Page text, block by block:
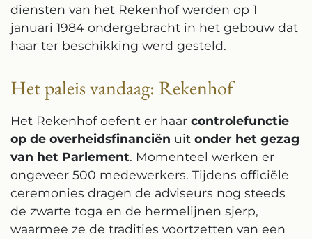
diensten van het Rekenhof werden op 1
januari 1984 ondergebracht in het gebouw dat
haar ter beschikking werd gesteld.
Het paleis vandaag: Rekenhof
Het Rekenhof oefent er haar controlefunctie
op de overheidsfinanciën uit onder het gezag
van het Parlement. Momenteel werken er
ongeveer 500 medewerkers. Tijdens officiële
ceremonies dragen de adviseurs nog steeds
de zwarte toga en de hermelijnen sjerp,
waarmee ze de tradities voortzetten van een